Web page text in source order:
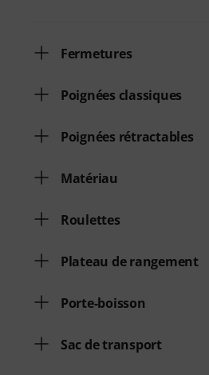
Fermetures
Poignées classiques
Poignées rétractables
Matériau
Roulettes
Plateau de rangement
Porte-boisson
Sac de transport